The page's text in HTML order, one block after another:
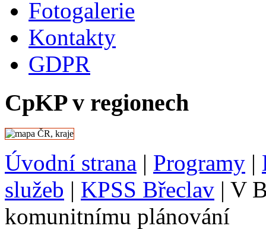
Fotogalerie
Kontakty
GDPR
CpKP v regionech
Úvodní strana | Programy |
služeb | KPSS Břeclav | V
komunitnímu plánování